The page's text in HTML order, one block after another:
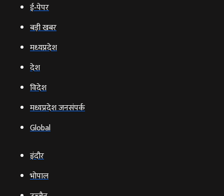
ई‑पेपर
बड़ी खबर
मध्‍यप्रदेश
देश
विदेश
मध्यप्रदेश जनसंपर्क
Global
इंदौर
भोपाल